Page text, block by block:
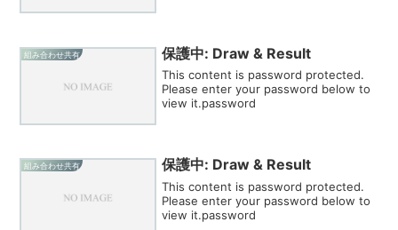
組み合わせ共有 保護中: Draw & Result
This content is password protected.
Please enter your password below to
view it.password
組み合わせ共有 保護中: Draw & Result
This content is password protected.
Please enter your password below to
view it.password